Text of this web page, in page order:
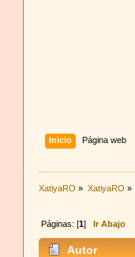
Inicio Página web
XatiyaRO » XatiyaRO »
Páginas: [1] Ir Abajo
Autor